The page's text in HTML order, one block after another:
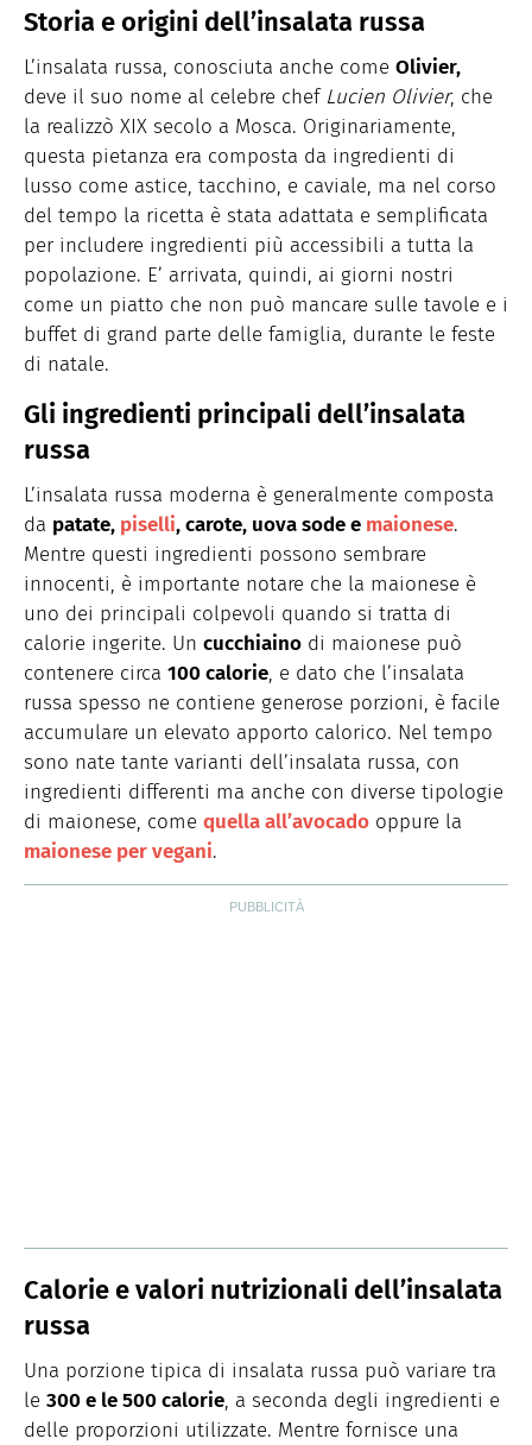
Storia e origini dell’insalata russa
L’insalata russa, conosciuta anche come Olivier,
deve il suo nome al celebre chef Lucien Olivier, che
la realizzò XIX secolo a Mosca. Originariamente,
questa pietanza era composta da ingredienti di
lusso come astice, tacchino, e caviale, ma nel corso
del tempo la ricetta è stata adattata e semplificata
per includere ingredienti più accessibili a tutta la
popolazione. E’ arrivata, quindi, ai giorni nostri
come un piatto che non può mancare sulle tavole e i
buffet di grand parte delle famiglia, durante le feste
di natale.
Gli ingredienti principali dell’insalata
russa
L’insalata russa moderna è generalmente composta
da patate, piselli, carote, uova sode e maionese.
Mentre questi ingredienti possono sembrare
innocenti, è importante notare che la maionese è
uno dei principali colpevoli quando si tratta di
calorie ingerite. Un cucchiaino di maionese può
contenere circa 100 calorie, e dato che l’insalata
russa spesso ne contiene generose porzioni, è facile
accumulare un elevato apporto calorico. Nel tempo
sono nate tante varianti dell’insalata russa, con
ingredienti differenti ma anche con diverse tipologie
di maionese, come quella all’avocado oppure la
maionese per vegani.
Calorie e valori nutrizionali dell’insalata
russa
Una porzione tipica di insalata russa può variare tra
le 300 e le 500 calorie, a seconda degli ingredienti e
delle proporzioni utilizzate. Mentre fornisce una